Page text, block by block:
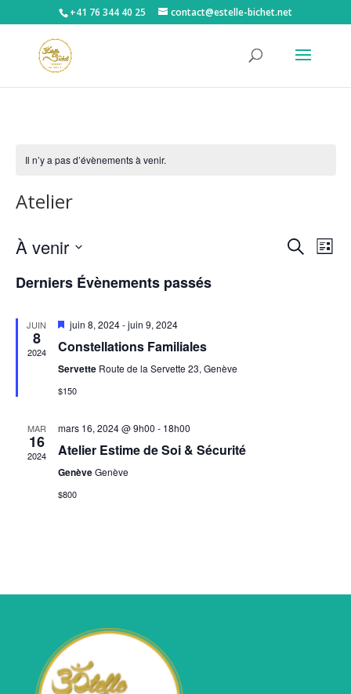
+41 76 344 40 25 contact@estelle-bichet.net
Il n’y a pas d’évènements à venir.
Atelier
Recherche
de
Liste
À venir
une
Derniers Évènements passés
JUIN
8
2024
Mis
avant
juin 8, 2024-juin 9, 2024
Constellations Familiales
Servette Route de la Servette 23, Genève
$150
MAR
16
2024
mars 16, 2024 @ 9h00 - 18h00
Atelier Estime de Soi & Sécurité
GenèveGenève
$800